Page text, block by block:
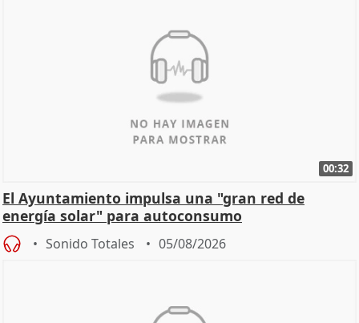
00:32
El Ayuntamiento impulsa una "gran red de
energía solar" para autoconsumo
Sonido Totales 05/08/2026